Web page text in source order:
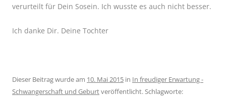
verurteilt für Dein Sosein. Ich wusste es auch nicht besser.
Ich danke Dir. Deine Tochter
Dieser Beitrag wurde am 10. Mai 2015 in In freudiger Erwartung -
Schwangerschaft und Geburtveröffentlicht. Schlagworte: